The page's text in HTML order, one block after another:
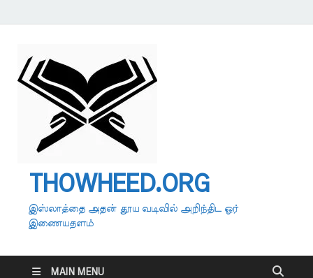
THOWHEED.ORG
இஸ்லாத்தை அதன் தூய வடிவில் அறிந்திட ஓர்
இணையதளம்
MAIN MENU